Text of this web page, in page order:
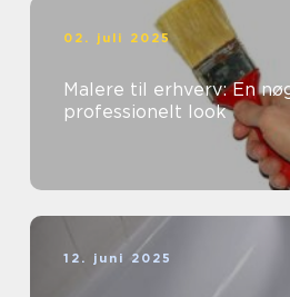
02. juli 2025
Malere til erhverv: En
professionelt look
12. juni 2025